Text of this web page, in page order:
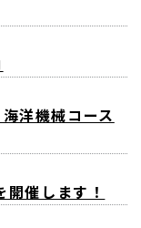
洋機械コース
開催します！